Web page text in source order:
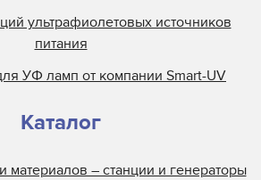
ультрафиолетовых источников
питания
УФ ламп от компании Smart-UV
Каталог
материалов – станции и генераторы